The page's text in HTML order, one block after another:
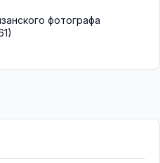
фотографа